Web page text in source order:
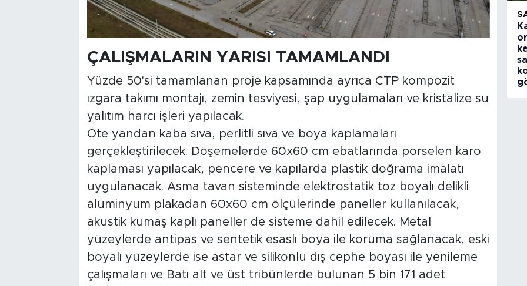
ÇALIŞMALARIN YARISI TAMAMLANDI
Yüzde 50'si tamamlanan proje kapsamında ayrıca CTP kompozit
ızgara takımı montajı, zemin tesviyesi, şap uygulamaları ve kristalize su
yalıtım harcı işleri yapılacak.
Öte yandan kaba sıva, perlitli sıva ve boya kaplamaları
gerçekleştirilecek. Döşemelerde 60x60 cm ebatlarında porselen karo
kaplaması yapılacak, pencere ve kapılarda plastik doğrama imalatı
uygulanacak. Asma tavan sisteminde elektrostatik toz boyalı delikli
alüminyum plakadan 60x60 cm ölçülerinde paneller kullanılacak,
akustik kumaş kaplı paneller de sisteme dahil edilecek. Metal
yüzeylerde antipas ve sentetik esaslı boya ile koruma sağlanacak, eski
boyalı yüzeylerde ise astar ve silikonlu dış cephe boyası ile yenileme
çalışmaları ve Batı alt ve üst tribünlerde bulunan 5 bin 171 adet